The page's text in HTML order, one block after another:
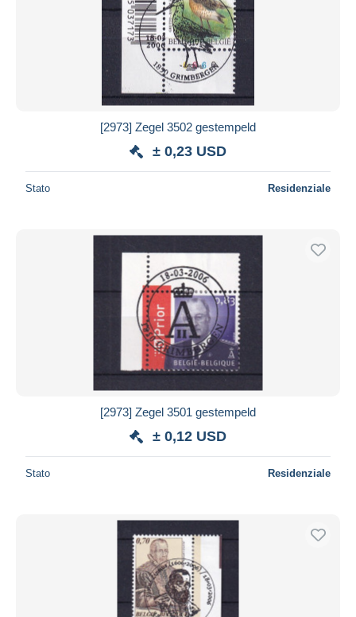
[2973] Zegel 3502 gestempeld
± 0,23 USD
Stato Residenziale
[2973] Zegel 3501 gestempeld
± 0,12 USD
Stato Residenziale